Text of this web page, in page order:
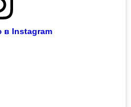
в Instagram